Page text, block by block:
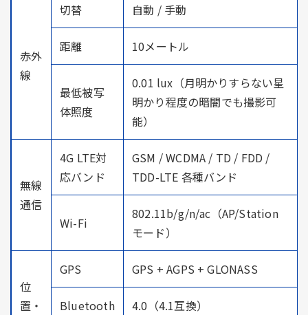
赤外
線
切替 自動 / 手動
距離 10メートル
最低被写
体照度
0.01 lux（月明かりすらない星
明かり程度の暗闇でも撮影可
能）
無線
通信
4G LTE対
応バンド
GSM / WCDMA / TD / FDD /
TDD-LTE 各種バンド
Wi-Fi
802.11b/g/n/ac（AP/Station
モード）
位
置・
GPS GPS + AGPS + GLONASS
Bluetooth 4.0（4.1互換）